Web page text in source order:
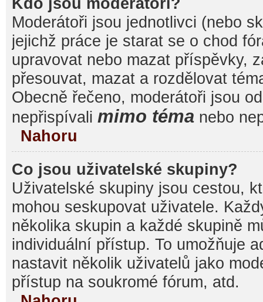
Moderátoři jsou jednotlivci (nebo
jejichž práce je starat se o chod
upravovat nebo mazat příspěvky,
přesouvat, mazat a rozdělovat
Obecně řečeno, moderátoři jsou
nepřispívali mimo téma nebo
Nahoru
Co jsou uživatelské skupiny?
Uživatelské skupiny jsou cestou,
mohou seskupovat uživatele.
několika skupin a každé skupině
individuální přístup. To umožňuje
nastavit několik uživatelů jako
přístup na soukromé fórum, atd.